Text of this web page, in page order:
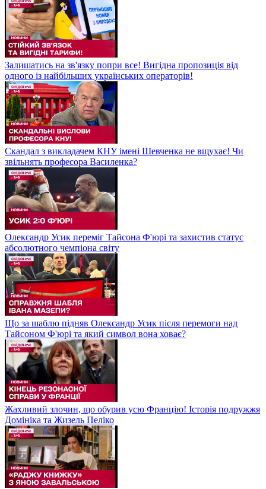
Залишатись на зв'язку попри все! Вигідна пропозиція від
одного із найбільших українських операторів!
Скандал з викладачем КНУ імені Шевченка не вщухає! Чи
звільнять професора Василенка?
Олександр Усик переміг Тайсона Ф'юрі та захистив статус
абсолютного чемпіона світу
Що за шаблю підняв Олександр Усик після перемоги над
Тайсоном Ф'юрі та який символ вона ховає?
Жахливий злочин, що обурив усю Францію! Історія подружжя
Домініка та Жизель Пеліко